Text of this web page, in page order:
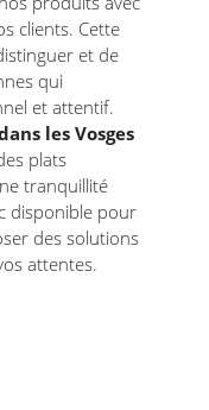
clients. Cette
et de
qui
et attentif.
les Vosges
plats
tranquillité
disponible pour
des solutions
attentes.